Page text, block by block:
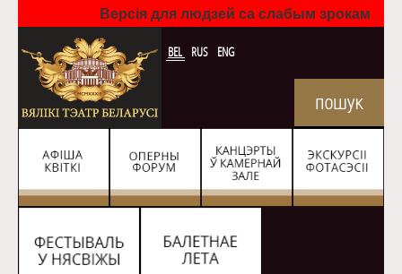
Версія для людзей са слабым зрокам
BEL RUS ENG